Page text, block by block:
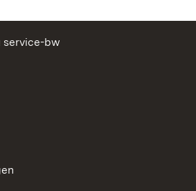
service-bw